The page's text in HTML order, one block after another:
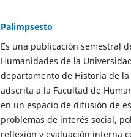
Palimpsesto
Es una publicación semestral
Humanidades de la
departamento de Historia de
adscrita a la Facultad de
en un espacio de difusión de
problemas de interés social,
reflexión y evaluación interna